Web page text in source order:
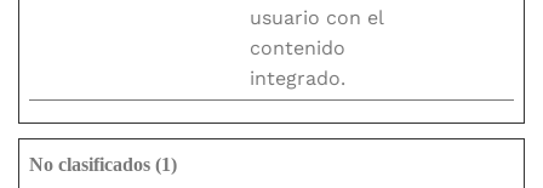
usuario con el
contenido
integrado.
No clasificados (1)